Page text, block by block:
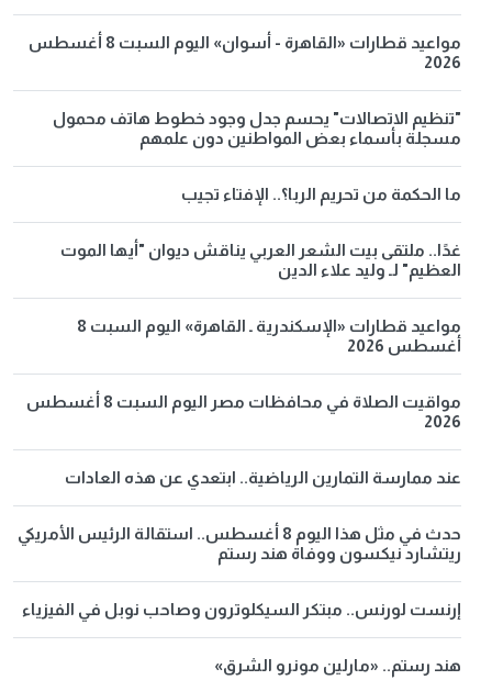
مواعيد قطارات «القاهرة - أسوان» اليوم السبت 8 أغسطس
2026
"تنظيم الاتصالات" يحسم جدل وجود خطوط هاتف محمول
مسجلة بأسماء بعض المواطنين دون علمهم
ما الحكمة من تحريم الربا؟.. الإفتاء تجيب
غدًا.. ملتقى بيت الشعر العربي يناقش ديوان "أيها الموت
العظيم" لـ وليد علاء الدين
مواعيد قطارات «الإسكندرية ـ القاهرة» اليوم السبت 8
أغسطس 2026
مواقيت الصلاة في محافظات مصر اليوم السبت 8 أغسطس
2026
عند ممارسة التمارين الرياضية.. ابتعدي عن هذه العادات
حدث في مثل هذا اليوم 8 أغسطس.. استقالة الرئيس الأمريكي
ريتشارد نيكسون ووفاة هند رستم
إرنست لورنس.. مبتكر السيكلوترون وصاحب نوبل في الفيزياء
هند رستم.. «مارلين مونرو الشرق»